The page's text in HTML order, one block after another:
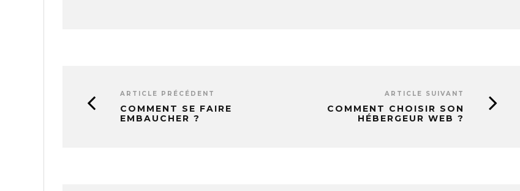
ARTICLE PRÉCÉDENT
COMMENT SE FAIRE
EMBAUCHER ?
ARTICLE SUIVANT
COMMENT CHOISIR SON
HÉBERGEUR WEB ?